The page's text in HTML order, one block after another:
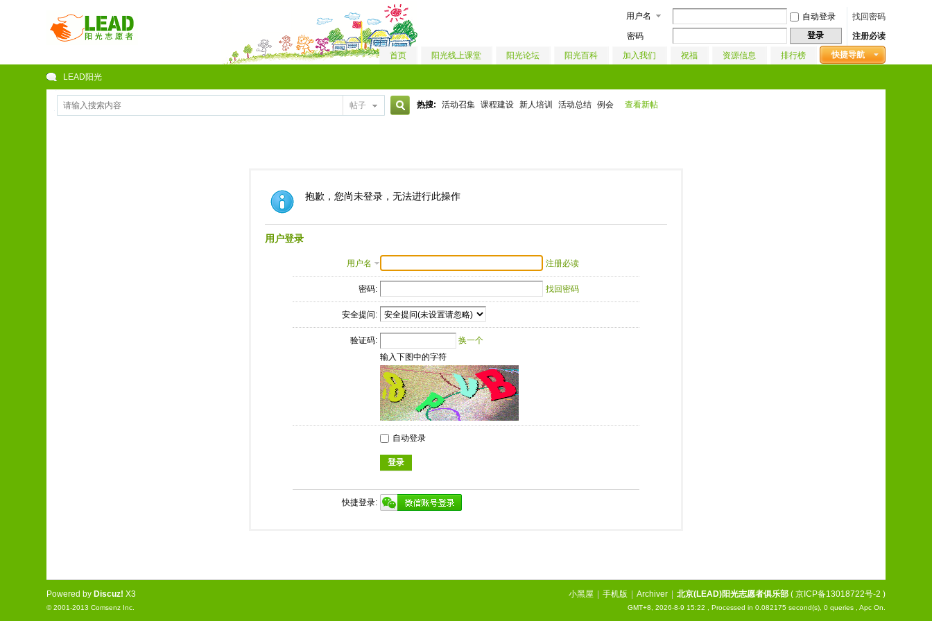
用户名 自动登录
找回密码
密码
登录
注册必读
快捷导航
首页 阳光线上课堂 阳光论坛 阳光百科 加入我们 祝福 资源信息 排行榜
LEAD阳光
帖子 热搜: 活动召集 课程建设 新人培训 活动总结 例会 查看新帖
抱歉，您尚未登录，无法进行此操作
用户登录
用户名 注册必读
密码: 找回密码
安全提问:
验证码:
换一个
输入下图中的字符
自动登录
登录
快捷登录:
小黑屋 手机版 Archiver 北京(LEAD)阳光志愿者俱乐部( 京ICP备13018722号-2 )
GMT+8, 2026-8-9 15:22 , Processed in 0.082175 second(s), 0 queries , Apc On.
Powered by Discuz! X3
© 2001-2013Comsenz Inc.